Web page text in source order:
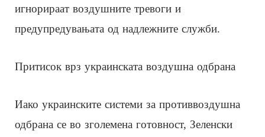
игнорираат воздушните тревоги и
предупредувањата од надлежните служби.
Притисок врз украинската воздушна одбрана
Иако украинските системи за противвоздушна
одбрана се во зголемена готовност, Зеленски